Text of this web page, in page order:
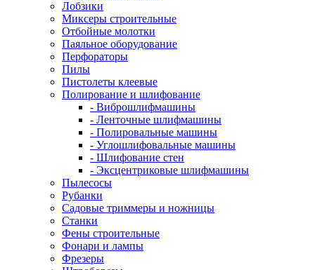
Лобзики
Миксеры строительные
Отбойные молотки
Паяльное оборудование
Перфораторы
Пилы
Пистолеты клеевые
Полирование и шлифование
- Виброшлифмашины
- Ленточные шлифмашины
- Полировальные машины
- Углошлифовальные машины
- Шлифование стен
- Эксцентриковые шлифмашины
Пылесосы
Рубанки
Садовые триммеры и ножницы
Станки
Фены строительные
Фонари и лампы
Фрезеры